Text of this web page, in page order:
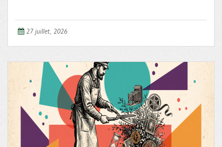
27 juillet, 2026